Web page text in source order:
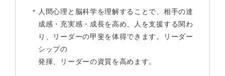
人間心理と脳科学を理解することで、相手の達
成感・充実感・成長を高め、人を支援する関わ
り、リーダーの甲斐を体得できます。リーダー
シップの
発揮、リーダーの資質を高めます。